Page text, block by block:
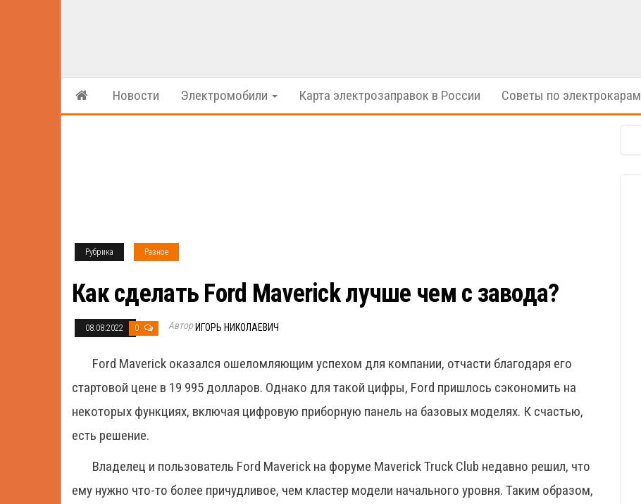
Cars
автомобили
Новости Электромобили Карта электрозаправок в России Советы по электрокарам
Рубрика Разное
Как сделать Ford Maverick лучше чем с завода?
08.08.2022 0 Автор ИГОРЬ НИКОЛАЕВИЧ
Ford Maverick оказался ошеломляющим успехом для компании, отчасти благодаря его
стартовой цене в 19 995 долларов. Однако для такой цифры, Ford пришлось сэкономить на
некоторых функциях, включая цифровую приборную панель на базовых моделях. К счастью,
есть решение.
Владелец и пользователь Ford Maverick на форуме Maverick Truck Club недавно решил, что
ему нужно что-то более причудливое, чем кластер модели начального уровня. Таким образом,